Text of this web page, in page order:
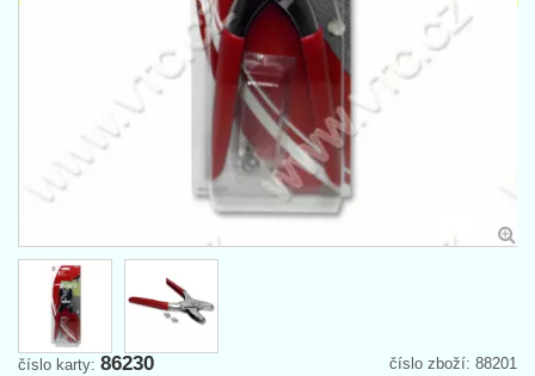
číslo zboží: 88201
číslo karty: 86230